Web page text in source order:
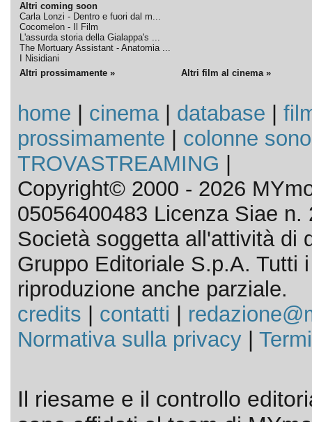
Altri coming soon
Carla Lonzi - Dentro e fuori dal m...
Cocomelon - Il Film
L'assurda storia della Gialappa's ...
The Mortuary Assistant - Anatomia ...
I Nisidiani
Altri prossimamente » Altri film al cinema »
home cinema| database
prossimamente
colonne
TROVASTREAMING
Copyright© 2000 - 2026
05056400483 Licenza Siae n.
Società soggetta all'attività di
Gruppo Editoriale S.p.A. Tutti
riproduzione anche parziale.
credits
contatti
Normativa sulla privacy|
Il riesame e il controllo